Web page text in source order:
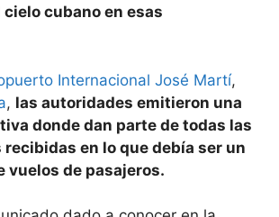
cubano en esas
Internacional José Martí,
, las autoridades emitieron una
donde dan parte de todas las
en lo que debía ser un
vuelos de pasajeros.